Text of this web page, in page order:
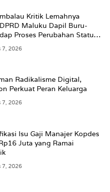
Kritik Lemahnya
Maluku Dapil Buru-
Proses Perubahan Status
7, 2026
Radikalisme Digital,
Perkuat Peran Keluarga
7, 2026
Isu Gaji Manajer Kopdes
Juta yang Ramai
7, 2026